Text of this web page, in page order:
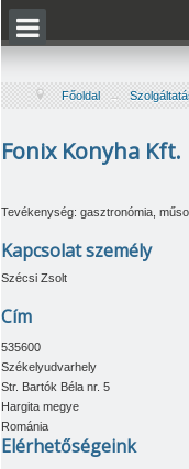
Főoldal →
Fonix Konyha Kft.
Tevékenység: gasztronómia,
Kapcsolat személy
Szécsi Zsolt
Cím
535600
Székelyudvarhely
Str. Bartók Béla nr. 5
Hargita megye
Románia
Elérhetőségeink